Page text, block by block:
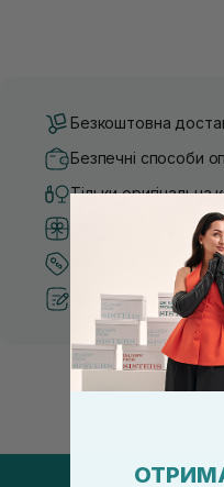
Безкоштовна
Безпечні способи
Тільки оригінальна
Система бонусів та
Кращі ціни та топ
Рекомендації від